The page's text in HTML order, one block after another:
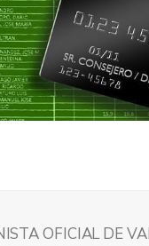
OFICIAL DE